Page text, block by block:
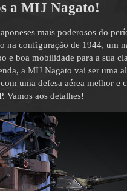
a MIJ Nagato!
mais poderosos do
na configuração de 1944, um
e boa mobilidade para a sua
a MIJ Nagato vai ser uma
uma defesa aérea melhor e
Vamos aos detalhes!